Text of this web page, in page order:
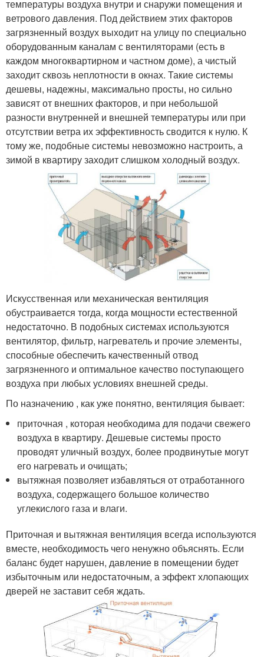
температуры воздуха внутри и снаружи помещения и
ветрового давления. Под действием этих факторов
загрязненный воздух выходит на улицу по специально
оборудованным каналам с вентиляторами (есть в
каждом многоквартирном и частном доме), а чистый
заходит сквозь неплотности в окнах. Такие системы
дешевы, надежны, максимально просты, но сильно
зависят от внешних факторов, и при небольшой
разности внутренней и внешней температуры или при
отсутствии ветра их эффективность сводится к нулю. К
тому же, подобные системы невозможно настроить, а
зимой в квартиру заходит слишком холодный воздух.
Искусственная или механическая вентиляция
обустраивается тогда, когда мощности естественной
недостаточно. В подобных системах используются
вентилятор, фильтр, нагреватель и прочие элементы,
способные обеспечить качественный отвод
загрязненного и оптимальное качество поступающего
воздуха при любых условиях внешней среды.
По назначению , как уже понятно, вентиляция бывает:
приточная , которая необходима для подачи свежего
воздуха в квартиру. Дешевые системы просто
проводят уличный воздух, более продвинутые могут
его нагревать и очищать;
вытяжная позволяет избавляться от отработанного
воздуха, содержащего большое количество
углекислого газа и влаги.
Приточная и вытяжная вентиляция всегда используются
вместе, необходимость чего ненужно объяснять. Если
баланс будет нарушен, давление в помещении будет
избыточным или недостаточным, а эффект хлопающих
дверей не заставит себя ждать.